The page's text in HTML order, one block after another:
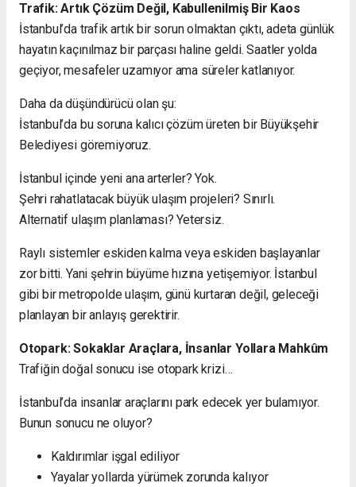
Trafik: Artık Çözüm Değil, Kabullenilmiş Bir Kaos
İstanbul’da trafik artık bir sorun olmaktan çıktı, adeta günlük
hayatın kaçınılmaz bir parçası haline geldi. Saatler yolda
geçiyor, mesafeler uzamıyor ama süreler katlanıyor.
Daha da düşündürücü olan şu:
İstanbul’da bu soruna kalıcı çözüm üreten bir Büyükşehir
Belediyesi göremiyoruz.
İstanbul içinde yeni ana arterler? Yok.
Şehri rahatlatacak büyük ulaşım projeleri? Sınırlı.
Alternatif ulaşım planlaması? Yetersiz.
Raylı sistemler eskiden kalma veya eskiden başlayanlar
zor bitti. Yani şehrin büyüme hızına yetişemiyor. İstanbul
gibi bir metropolde ulaşım, günü kurtaran değil, geleceği
planlayan bir anlayış gerektirir.
Otopark: Sokaklar Araçlara, İnsanlar Yollara Mahkûm
Trafiğin doğal sonucu ise otopark krizi…
İstanbul’da insanlar araçlarını park edecek yer bulamıyor.
Bunun sonucu ne oluyor?
Kaldırımlar işgal ediliyor
Yayalar yollarda yürümek zorunda kalıyor